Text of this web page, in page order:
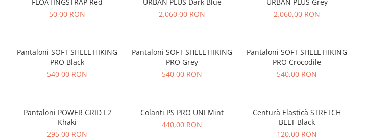
50,00 RON
2.060,00 RON
2.060,00 RON
Pantaloni SOFT SHELL HIKING
PRO Black
540,00 RON
Pantaloni SOFT SHELL HIKING
PRO Grey
540,00 RON
Pantaloni SOFT SHELL HIKING
PRO Crocodile
540,00 RON
Pantaloni POWER GRID L2
Khaki
295,00 RON
Colanti PS PRO UNI Mint
440,00 RON
Centură Elastică STRETCH
BELT Black
120,00 RON